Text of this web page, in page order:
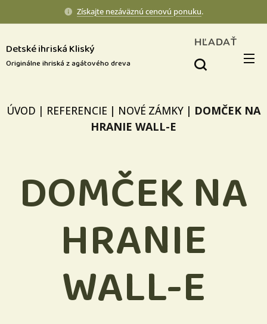
Získajte nezáväznú cenovú ponuku.
Detské ihriská Kliský
Originálne ihriská z agátového dreva
HĽADAŤ
ÚVOD | REFERENCIE | NOVÉ ZÁMKY | DOMČEK NA
HRANIE WALL-E
DOMČEK NA
HRANIE
WALL-E